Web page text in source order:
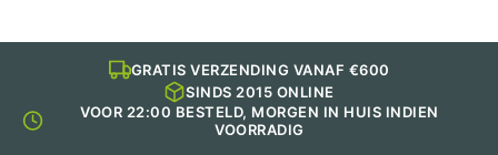
GRATIS VERZENDING VANAF €600
SINDS 2015 ONLINE
VOOR 22:00 BESTELD, MORGEN IN HUIS INDIEN
VOORRADIG